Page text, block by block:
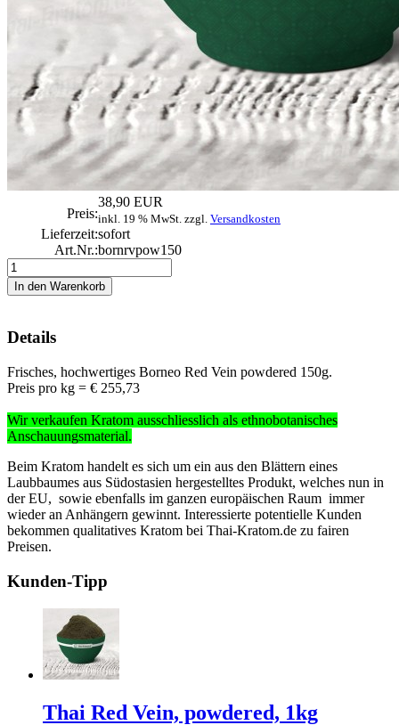
Preis:
38,90 EUR
inkl. 19 % MwSt. zzgl. Versandkosten
Lieferzeit:sofort
Art.Nr.:bornrvpow150
Details
Frisches, hochwertiges Borneo Red Vein powdered 150g.
Preis pro kg = € 255,73
Wir verkaufen Kratom ausschliesslich als ethnobotanisches
Anschauungsmaterial.
Beim Kratom handelt es sich um ein aus den Blättern eines
Laubbaumes aus Südostasien hergestelltes Produkt, welches nun in
der EU, sowie ebenfalls im ganzen europäischen Raum immer
wieder an Anhängern gewinnt. Interessierte potentielle Kunden
bekommen qualitatives Kratom bei Thai-Kratom.de zu fairen
Preisen.
Kunden-Tipp
Thai Red Vein, powdered, 1kg